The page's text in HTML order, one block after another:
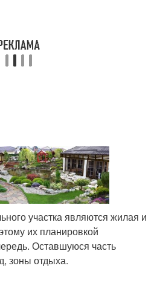
участка являются жилая и
их планировкой
Оставшуюся часть
зоны отдыха.